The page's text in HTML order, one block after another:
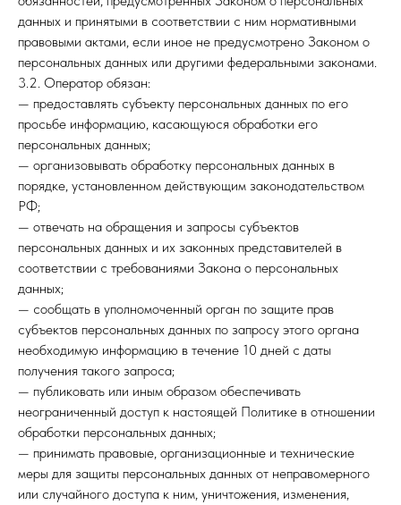
данных и принятыми в соответствии с ним нормативными
правовыми актами, если иное не предусмотрено Законом о
персональных данных или другими федеральными законами.
3.2. Оператор обязан:
— предоставлять субъекту персональных данных по его
просьбе информацию, касающуюся обработки его
персональных данных;
— организовывать обработку персональных данных в
порядке, установленном действующим законодательством
РФ;
— отвечать на обращения и запросы субъектов
персональных данных и их законных представителей в
соответствии с требованиями Закона о персональных
данных;
— сообщать в уполномоченный орган по защите прав
субъектов персональных данных по запросу этого органа
необходимую информацию в течение 10 дней с даты
получения такого запроса;
— публиковать или иным образом обеспечивать
неограниченный доступ к настоящей Политике в отношении
обработки персональных данных;
— принимать правовые, организационные и технические
меры для защиты персональных данных от неправомерного
или случайного доступа к ним, уничтожения, изменения,